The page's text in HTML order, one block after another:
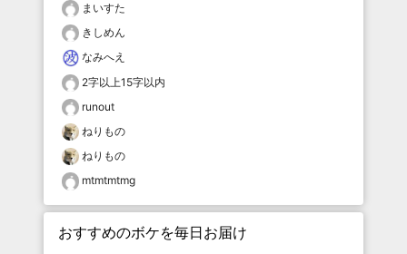
まいすた
きしめん
なみへえ
2字以上15字以内
runout
ねりもの
ねりもの
mtmtmtmg
おすすめのボケを毎日お届け